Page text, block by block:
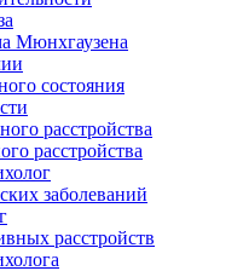
Мюнхгаузена
состояния
расстройства
расстройства
заболеваний
расстройств